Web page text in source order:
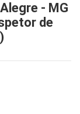
- MG
de